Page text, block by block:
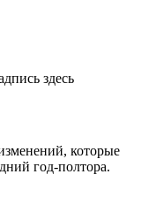
здесь
которые
год-полтора.